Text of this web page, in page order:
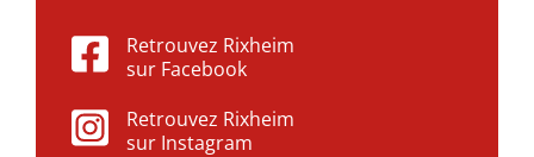
Retrouvez Rixheim
sur Facebook
Retrouvez Rixheim
sur Instagram